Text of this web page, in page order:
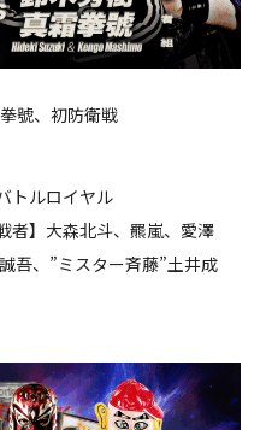
號、初防衛戦
トルロイヤル
】大森北斗、羆嵐、愛澤
吾、”ミスター斉藤”土井成